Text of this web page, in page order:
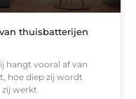
thuisbatterijen
hangt vooral af van
hoe diep zij wordt
werkt